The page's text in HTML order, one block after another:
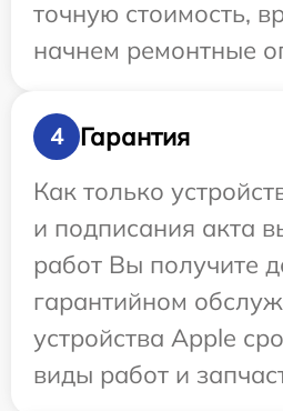
точную стоимость,
начнем ремонтные
4
Гарантия
Как только
и подписания акта
работ Вы получите
гарантийном
устройства Apple
виды работ и